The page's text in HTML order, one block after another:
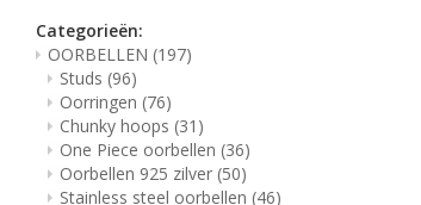
Categorieën:
OORBELLEN (197)
Studs (96)
Oorringen (76)
Chunky hoops (31)
One Piece oorbellen (36)
Oorbellen 925 zilver (50)
Stainless steel oorbellen (46)